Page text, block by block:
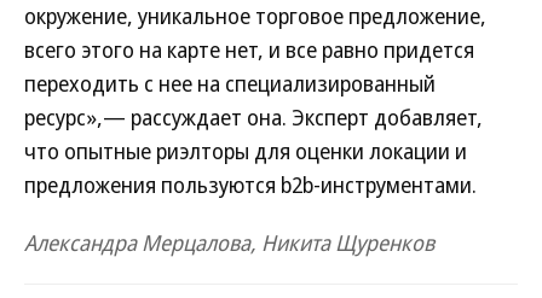
окружение, уникальное торговое предложение,
всего этого на карте нет, и все равно придется
переходить с нее на специализированный
ресурс»,— рассуждает она. Эксперт добавляет,
что опытные риэлторы для оценки локации и
предложения пользуются b2b-инструментами.
Александра Мерцалова, Никита Щуренков